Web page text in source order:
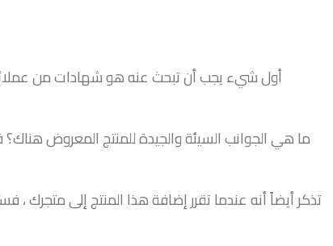
أول شيء يجب أن تبحث عنه هو شهادات من
ما هي الجوانب السيئة والجيدة للمنتج المعروض
تذكر أيضاً أنه عندما تقرر إضافة هذا المنتج إلى متجرك